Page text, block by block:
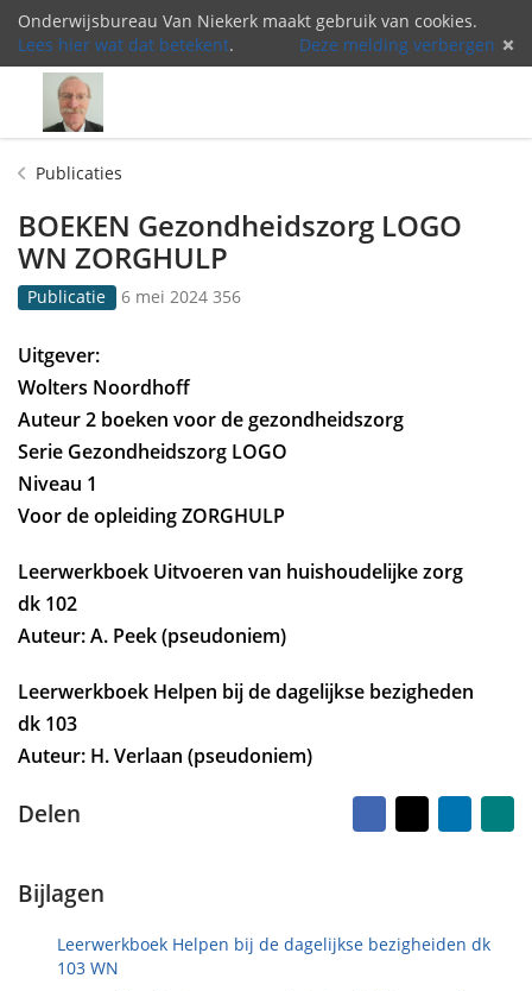
Onderwijsbureau Van Niekerk maakt gebruik van cookies.
Lees hier wat dat betekent. Deze melding verbergen
Menu
Publicaties
BOEKEN Gezondheidszorg LOGO
WN ZORGHULP
Publicatie 6 mei 2024G
l
c
e
o
6
i
0
2
3563
e
b
k
e
Uitgever:
Wolters Noordhoff
Auteur 2 boeken voor de gezondheidszorg
Serie Gezondheidszorg LOGO
Niveau 1
Voor de opleiding ZORGHULP
Leerwerkboek Uitvoeren van huishoudelijke zorg
dk 102
Auteur: A. Peek (pseudoniem)
Leerwerkboek Helpen bij de dagelijkse bezigheden
dk 103
Auteur: H. Verlaan (pseudoniem)
Delen Facebook
X
Bijlagen
Leerwerkboek Helpen bij de dagelijkse bezigheiden dk
103 WN